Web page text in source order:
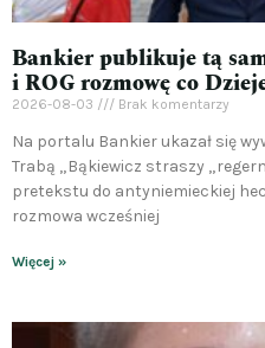
Bankier publikuje tą
i ROG rozmowę co
2026-08-03 Brak komentarzy
Na portalu Bankier ukazał się
Trabą „Bąkiewicz straszy
pretekstu do antyniemieckiej
rozmowa wcześniej
Więcej »